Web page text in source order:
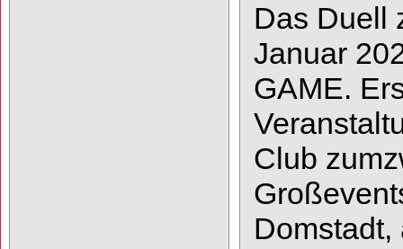
Das Duell
Januar
GAME.
Club zum